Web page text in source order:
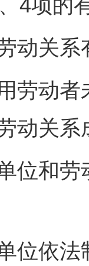
项的有
关系
动者
动关系
和劳
依法